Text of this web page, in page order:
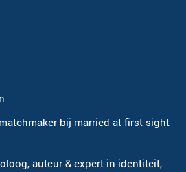
bij married at first sight
auteur & expert in identiteit,